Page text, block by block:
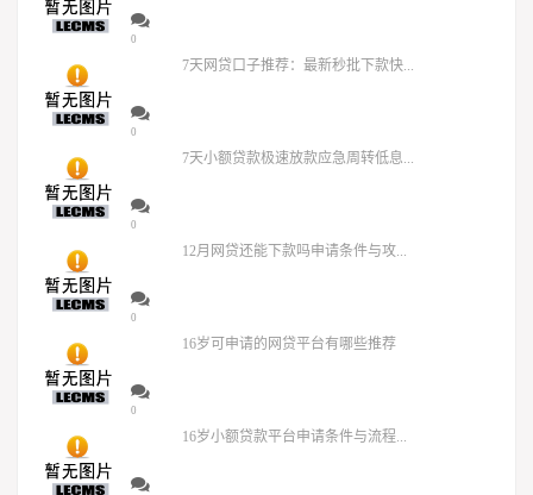
0
7天网贷口子推荐：最新秒批下款快...
0
7天小额贷款极速放款应急周转低息...
0
12月网贷还能下款吗申请条件与攻...
0
16岁可申请的网贷平台有哪些推荐
0
16岁小额贷款平台申请条件与流程...